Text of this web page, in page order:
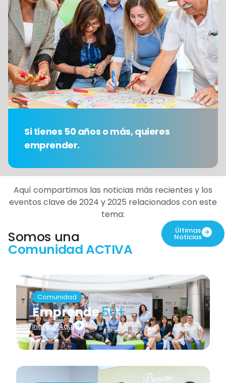
Si tienes 50 años o más, quieres
emprender.
Aquí compartimos las noticias más recientes y los
eventos clave de 2024 y 2025 relacionados con este
tema:
Somos una
Comunidad ACTIVA
Últimas
Noticias
Comunidad
Emprende50+
Ingresa Aquí